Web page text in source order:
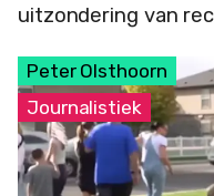
uitzondering van
Peter Olsthoorn
Journalistiek